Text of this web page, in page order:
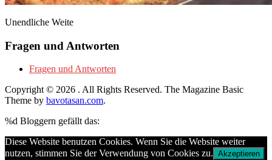
Unendliche Weite
Fragen und Antworten
Fragen und Antworten
Copyright © 2026 . All Rights Reserved. The Magazine Basic
Theme by bavotasan.com.
%d Bloggern gefällt das:
Diese Website benutzen Cookies. Wenn Sie die Website weiter
nutzen, stimmen Sie der Verwendung von Cookies zu. Akzeptieren